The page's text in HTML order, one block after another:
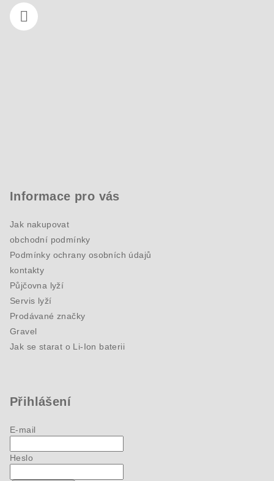
Informace pro vás
Jak nakupovat
obchodní podmínky
Podmínky ochrany osobních údajů
kontakty
Půjčovna lyží
Servis lyží
Prodávané značky
Gravel
Jak se starat o Li-Ion baterii
Přihlášení
E-mail
Heslo